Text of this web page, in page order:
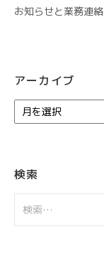
お知らせと業務連絡
アーカイブ
ー
ブ
検索
索: